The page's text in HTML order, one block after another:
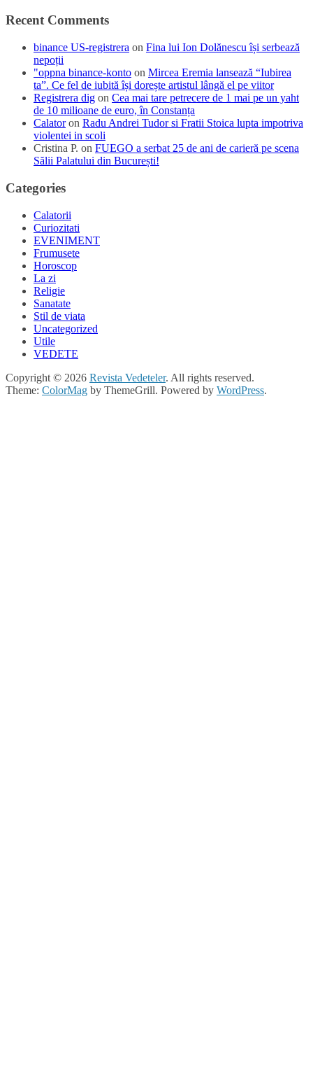
Recent Comments
binance US-registrera on Fina lui Ion Dolănescu își serbează
nepoții
"oppna binance-konto on Mircea Eremia lansează “Iubirea
ta”. Ce fel de iubită își dorește artistul lângă el pe viitor
Registrera dig on Cea mai tare petrecere de 1 mai pe un yaht
de 10 milioane de euro, în Constanța
Calatoron Radu Andrei Tudor si Fratii Stoica lupta impotriva
violentei in scoli
Cristina P. on FUEGO a serbat 25 de ani de carieră pe scena
Sălii Palatului din București!
Categories
Calatorii
Curiozitati
EVENIMENT
Frumusete
Horoscop
La zi
Religie
Sanatate
Stil de viata
Uncategorized
Utile
VEDETE
Copyright © 2026 Revista Vedeteler. All rights reserved.
Theme: ColorMag by ThemeGrill. Powered by WordPress.